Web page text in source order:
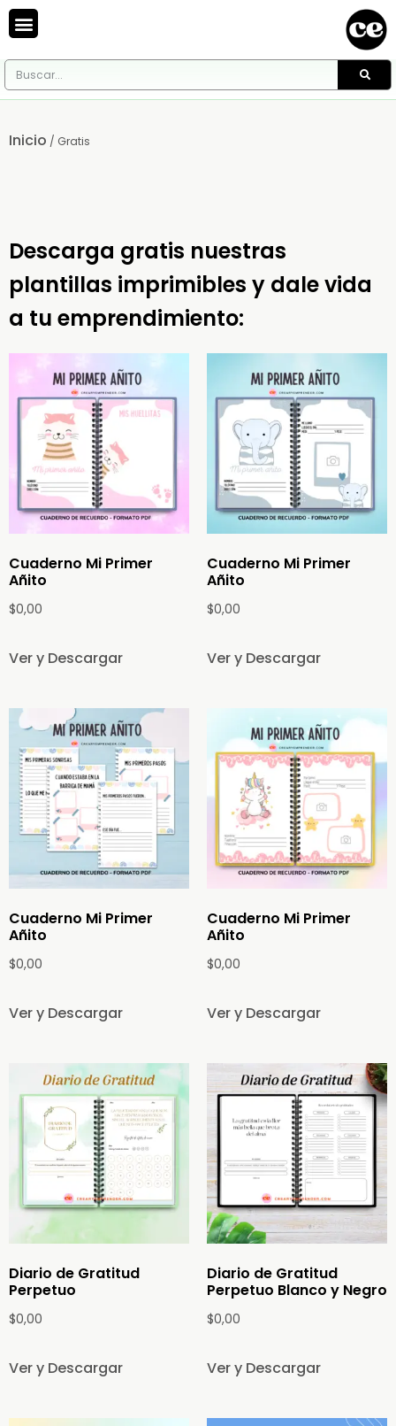
Inicio / Gratis
Descarga gratis nuestras
plantillas imprimibles y dale vida
a tu emprendimiento:
Cuaderno Mi Primer
Añito
$0,00
Ver y Descargar
Cuaderno Mi Primer
Añito
$0,00
Ver y Descargar
Cuaderno Mi Primer
Añito
$0,00
Ver y Descargar
Cuaderno Mi Primer
Añito
$0,00
Ver y Descargar
Diario de Gratitud
Perpetuo
$0,00
Ver y Descargar
Diario de Gratitud
Perpetuo Blanco y Negro
$0,00
Ver y Descargar